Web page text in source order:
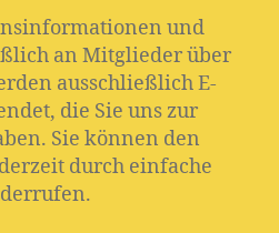
und
an Mitglieder über
ausschließlich E-
die Sie uns zur
Sie können den
durch einfache